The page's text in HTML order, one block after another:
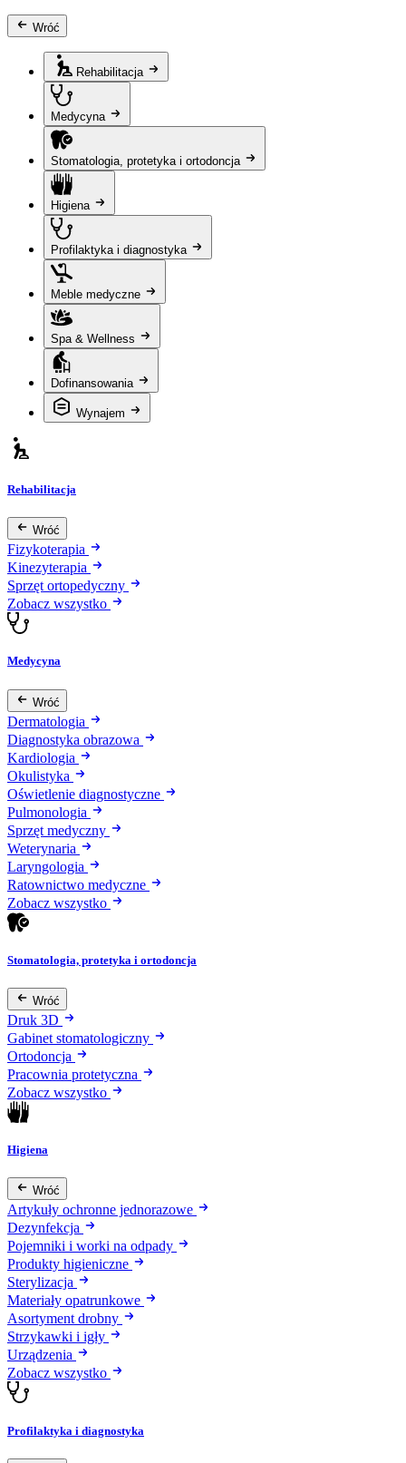
Wróć
Rehabilitacja
Medycyna
Stomatologia, protetyka i ortodoncja
Higiena
Profilaktyka i diagnostyka
Meble medyczne
Spa & Wellness
Dofinansowania
Wynajem
Rehabilitacja
Wróć
Fizykoterapia
Kinezyterapia
Sprzęt ortopedyczny
Zobacz wszystko
Medycyna
Wróć
Dermatologia
Diagnostyka obrazowa
Kardiologia
Okulistyka
Oświetlenie diagnostyczne
Pulmonologia
Sprzęt medyczny
Weterynaria
Laryngologia
Ratownictwo medyczne
Zobacz wszystko
Stomatologia, protetyka i ortodoncja
Wróć
Druk 3D
Gabinet stomatologiczny
Ortodoncja
Pracownia protetyczna
Zobacz wszystko
Higiena
Wróć
Artykuły ochronne jednorazowe
Dezynfekcja
Pojemniki i worki na odpady
Produkty higieniczne
Sterylizacja
Materiały opatrunkowe
Asortyment drobny
Strzykawki i igły
Urządzenia
Zobacz wszystko
Profilaktyka i diagnostyka